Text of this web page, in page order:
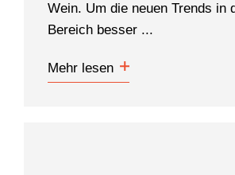
AGENDA
TEAM
Wein. Um die neuen Trends in
Bereich besser ...
Mehr lesen